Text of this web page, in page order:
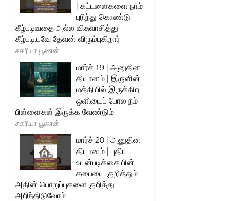
| கட்டளைகளை நாம்
புரிந்து கொண்டு
கீழ்படிவதை அல்ல விசுவாசித்து
கீழ்படியவே தேவன் விரும்புகிறார்
சகரியா பூணன்
மார்ச் 19 | அனுதின
தியானம் | இருளின்
மத்தியில் இருக்கிற
ஒளியைப் போல நம்
பிள்ளைகள் இருக்க வேண்டும்
சகரியா பூணன்
மார்ச் 20 | அனுதின
தியானம் | புதிய
உடன்படிக்கையின்
சபையை குறித்தும்
அதின் பொறுப்புகளை குறித்து
அறிந்திடுவோம்